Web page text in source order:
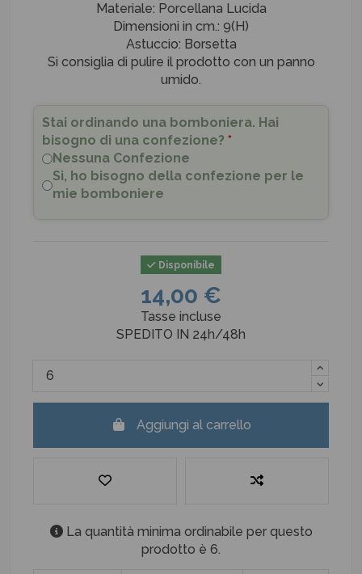
Materiale: Porcellana Lucida
Dimensioni in cm.: 9(H)
Astuccio: Borsetta
Si consiglia di pulire il prodotto con un panno
umido.
Stai ordinando una bomboniera. Hai
bisogno di una confezione? *
Nessuna Confezione
Si, ho bisogno della confezione per le
mie bomboniere
Disponibile
14,00 €
Tasse incluse
SPEDITO IN 24h/48h
Aggiungi al carrello
La quantità minima ordinabile per questo
prodotto è 6.